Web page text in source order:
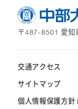
〒487-8501 愛知
交通アクセス
サイトマップ
個人情報保護方針